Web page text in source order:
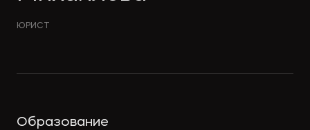
ЮРИСТ
Образование